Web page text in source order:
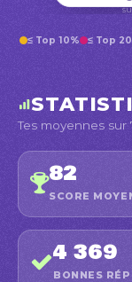
≤ Top 10% ≤ Top
Tes moyennes sur
82
SCORE
4 369
BONNES